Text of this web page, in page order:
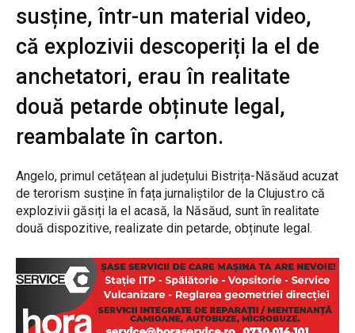
susține, într-un material video,
că explozivii descoperiți la el de
anchetatori, erau în realitate
două petarde obținute legal,
reambalate în carton.
Angelo, primul cetățean al județului Bistrița-Năsăud acuzat
de terorism susține în fața jurnaliștilor de la Clujust.ro că
explozivii găsiți la el acasă, la Năsăud, sunt în realitate
două dispozitive, realizate din petarde, obținute legal.